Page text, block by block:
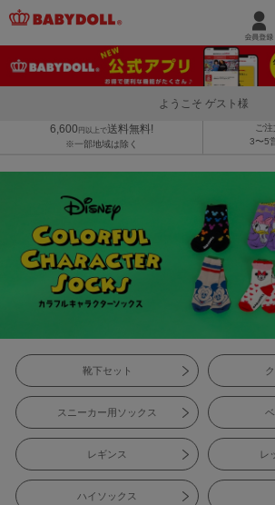
ようこそ ゲスト様
6,600 円以上で送料無料!
※一部地域は除く
ご
3〜5
靴下セット
スニーカー用ソックス
レギンス レ
ハイソックス